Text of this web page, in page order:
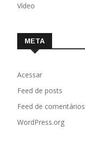
Vídeo
META
Acessar
Feed de posts
Feed de comentários
WordPress.org